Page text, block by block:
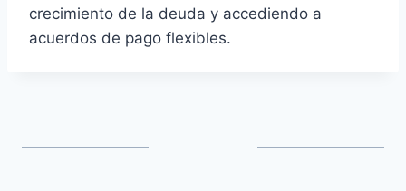
crecimiento de la deuda y accediendo a
acuerdos de pago flexibles.